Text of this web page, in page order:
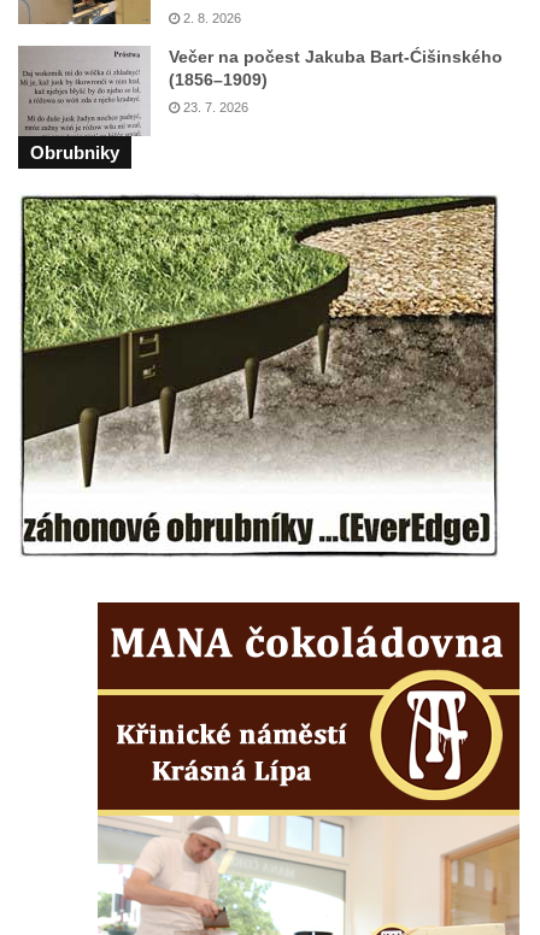
Hrob vojáků Rudé armády na hřbitově v
Račicích
Hrob Jiřího Dovhomilji na hřbitově v
Račicích
Hrob Antonína Medáčka na hřbitově v
Račicích
Hrob Josefa Moravce a Miroslava Moravce
na hřbitově v Dobříni
Pomník obětem válek na hřbitově v Dobříni
Pomník obětem 1. světové války v Lužici
Kenotaf Josefa Matese na hřbitově v Lužici
Pamětní deska Giuseppe Capella na
hřbitově v Lužici
Kenotaf Emila Miksche na hřbitově v Lužici
Pomník vojákům Rudé armády na hřbitově
Pomník obětem 2. světové války v parku
Walthera von der Vogelweide v Duchcově
Památník obětem holokaustu v Lipové ulici
v Duchcově
Pomník obětem válek v Jeníkově
Pamětní deska obětem 1. světové války na
2. 8. 2026
Večer na počest Jakuba Bart-Ćišinského
(1856–1909)
23. 7. 2026
Obrubniky